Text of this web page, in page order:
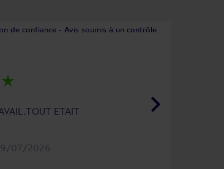
de confiance - Avis soumis à un contrôle
keyboard_arrow_right
star_rate
ETAIT
07/2026